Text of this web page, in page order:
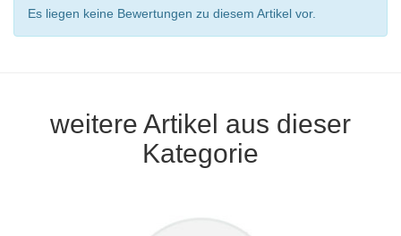
Es liegen keine Bewertungen zu diesem Artikel vor.
weitere Artikel aus dieser
Kategorie